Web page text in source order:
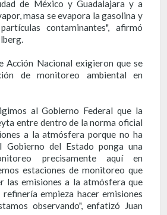
de México y Guadalajara y a
masa se evapora la gasolina y
contaminantes", afirmó
Acción Nacional exigieron que se
de monitoreo ambiental en
al Gobierno Federal que la
entre dentro de la norma oficial
a la atmósfera porque no ha
Gobierno del Estado ponga una
precisamente aquí en
estaciones de monitoreo que
las emisiones a la atmósfera que
empieza hacer emisiones
observando", enfatizó Juan